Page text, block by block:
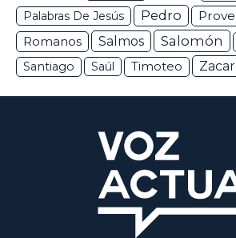
Palabras De Jesús Pedro
Romanos Salmos Salomón
Santiago
Saúl Timoteo